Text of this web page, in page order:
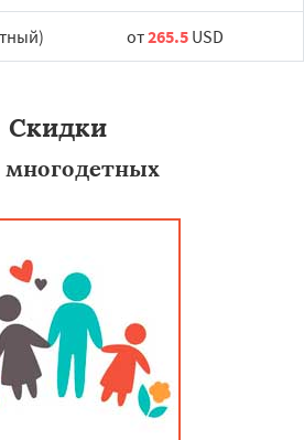
от265.5 USD
Скидки